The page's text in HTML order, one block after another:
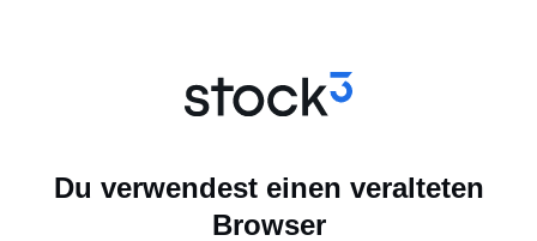
Du verwendest einen veralteten
Browser